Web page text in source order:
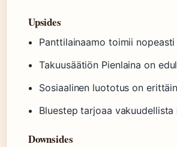
Upsides
Panttilainaamo toimii
Takuusäätiön Pienlaina on
Sosiaalinen luototus on
Bluestep tarjoaa
Downsides